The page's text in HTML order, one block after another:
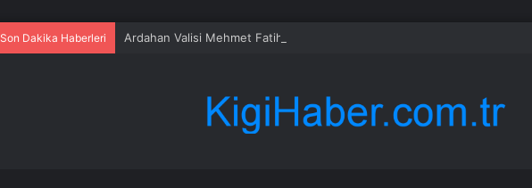
Son Dakika Haberleri Ardahan Valisi Mehmet Fatih Çiçekli’nin görevden alınmasının perde arkası